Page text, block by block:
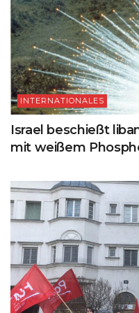
INTERNATIONALES
Israel beschießt
mit weißem